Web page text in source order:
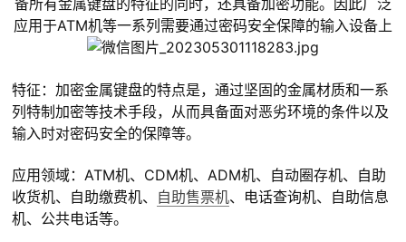
备所有金属键盘的特征的同时，还具备加密功能。因此广泛
应用于ATM机等一系列需要通过密码安全保障的输入设备上
特征：加密金属键盘的特点是，通过坚固的金属材质和一系
列特制加密等技术手段，从而具备面对恶劣环境的条件以及
输入时对密码安全的保障等。
应用领域：ATM机、CDM机、ADM机、自动圈存机、自助
收货机、自助缴费机、 自助售票机、电话查询机、自助信息
机、公共电话等。